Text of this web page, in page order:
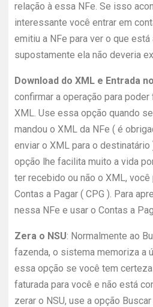
relação à essa NFe. Se isso
interessante você entrar em
emitiu a NFe para ver o que
supostamente ela não deveria
Download do XML e Entrada
confirmar a operação para
XML. Use essa opção quando
mandou o XML da NFe ( é
enviar o XML para o
opção lhe facilita muito a vida
ter recebido ou não o XML, você
Contas a Pagar ( CPG ). Para
nessa NFe e usar o Contas a
Zera o NSU: Normalmente ao
fazenda, o sistema memoriza a
essa opção se você tem
faturada para você e não está
zerar o NSU, use a opção